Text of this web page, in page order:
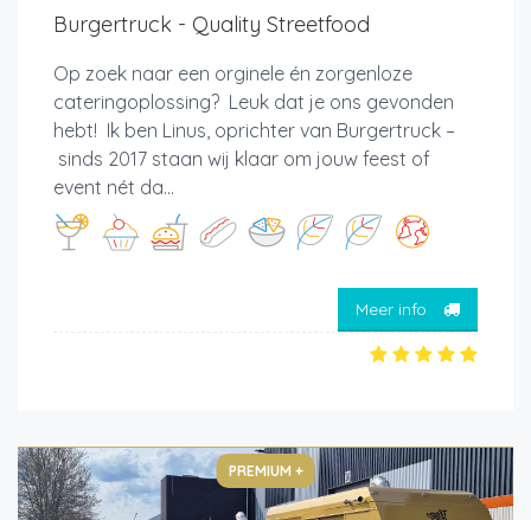
Burgertruck - Quality Streetfood
Op zoek naar een orginele én zorgenloze
cateringoplossing? Leuk dat je ons gevonden
hebt! Ik ben Linus, oprichter van Burgertruck –
sinds 2017 staan wij klaar om jouw feest of
event nét da...
Meer info
PREMIUM +